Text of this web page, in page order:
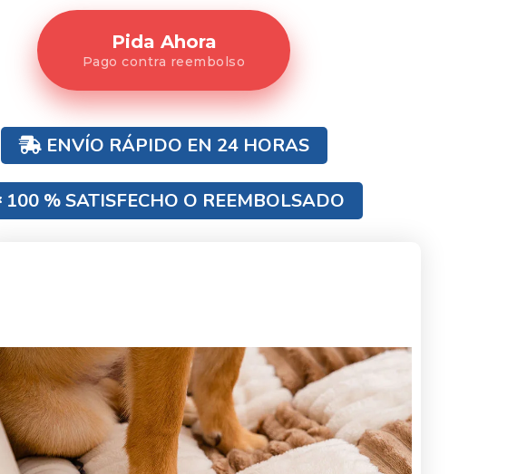
Pida Ahora
Pago contra reembolso
ENVÍO RÁPIDO EN 24 HORAS
100 % SATISFECHO O REEMBOLSADO